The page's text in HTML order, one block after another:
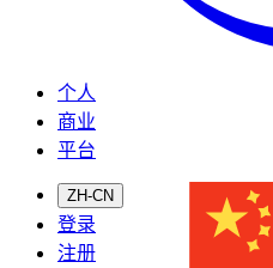
个人
商业
平台
ZH-CN
登录
注册